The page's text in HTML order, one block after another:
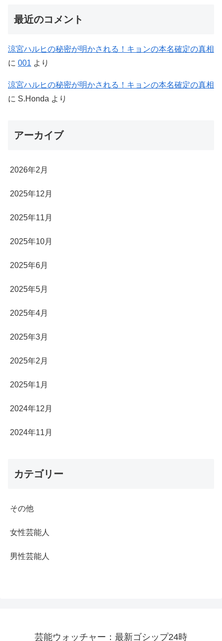
最近のコメント
涼宮ハルヒの秘密が明かされる！キョンの本名確定の真相
に 001 より
涼宮ハルヒの秘密が明かされる！キョンの本名確定の真相
に S.Honda より
アーカイブ
2026年2月
2025年12月
2025年11月
2025年10月
2025年6月
2025年5月
2025年4月
2025年3月
2025年2月
2025年1月
2024年12月
2024年11月
カテゴリー
その他
女性芸能人
男性芸能人
芸能ウォッチャー：最新ゴシップ24時